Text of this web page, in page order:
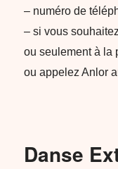
– numéro de
– si vous
ou seulement à la
ou appelez Anlor
Danse